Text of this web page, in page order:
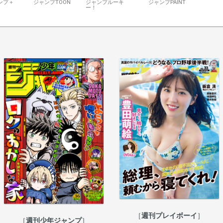
プ＋ ジャンプTOON
ジャンプルーキ
ー！
ジャンプPAINT
週刊少年ジャンプ
週刊プレイボーイ